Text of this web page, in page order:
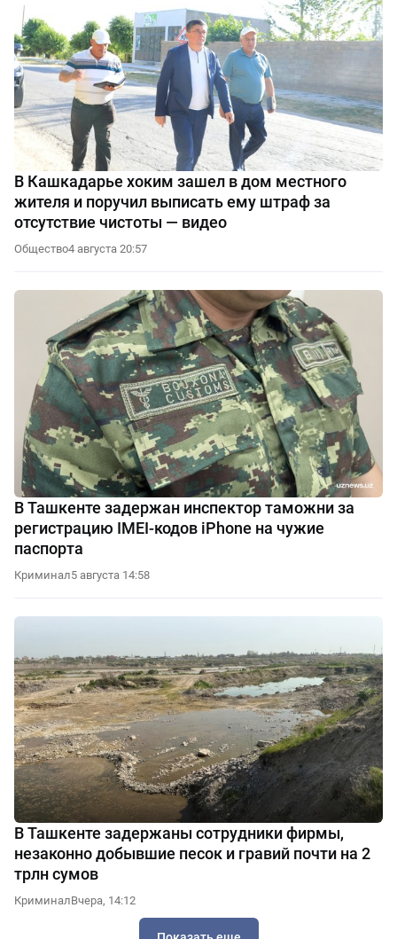
В Кашкадарье хоким зашел в дом местного
жителя и поручил выписать ему штраф за
отсутствие чистоты — видео
Общество4 августа 20:57
В Ташкенте задержан инспектор таможни за
регистрацию IMEI-кодов iPhone на чужие
паспорта
Криминал5 августа 14:58
В Ташкенте задержаны сотрудники фирмы,
незаконно добывшие песок и гравий почти на 2
трлн сумов
КриминалВчера, 14:12